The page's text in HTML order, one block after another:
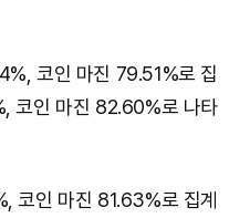
코인 마진 79.51%로 집
코인 마진 82.60%로 나타
코인 마진 81.63%로 집계